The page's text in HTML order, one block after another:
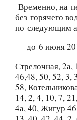
Временно, на
без горячего
по следующим
— до 6 июня
Стрелочная, 2а,
46,48, 50, 52, 3,
58,
14, 2, 4, 10, 7,
4а, 40, Жигур